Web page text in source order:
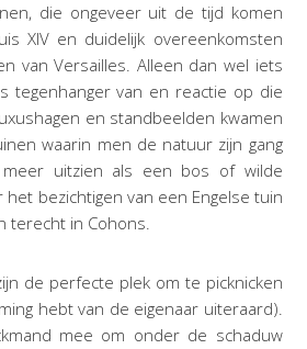
die ongeveer uit de tijd komen
XIV en duidelijk overeenkomsten
van Versailles. Alleen dan wel iets
tegenhanger van en reactie op die
en standbeelden kwamen
waarin men de natuur zijn gang
uitzien als een bos of wilde
bezichtigen van een Engelse tuin
terecht in Cohons.
de perfecte plek om te picknicken
hebt van de eigenaar uiteraard).
mee om onder de schaduw